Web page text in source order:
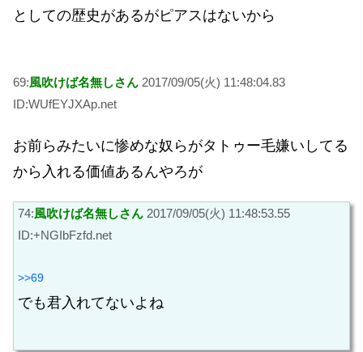
としての歴史があるがピアスはないから
69:風吹けば名無しさん 2017/09/05(火) 11:48:04.83
ID:WUfEYJXAp.net
お前らみたいに惨めな奴らがタトゥー毛嫌いしてる
から入れる価値あるんやろが
74:風吹けば名無しさん 2017/09/05(火) 11:48:53.55
ID:+NGIbFzfd.net
>>69
でも君入れてないよね